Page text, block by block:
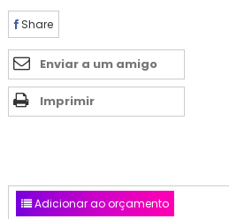
Share
Enviar a um amigo
Imprimir
Adicionar ao orçamento